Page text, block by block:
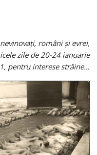
români şi evrei,
zile de 20-24 ianuarie
pentru interese străine…